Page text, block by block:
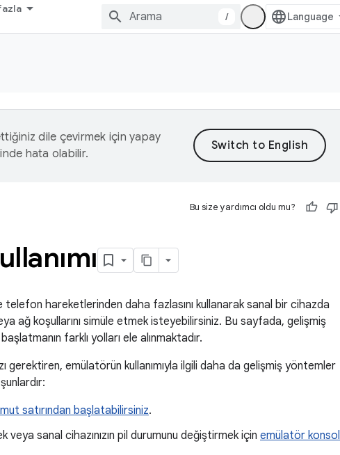
/
dile çevirmek için yapay
hata olabilir.
Bu size yardımcı oldu mu?
hareketlerinden daha fazlasını kullanarak sanal bir cihazda
ağ koşullarını simüle etmek isteyebilirsiniz. Bu sayfada, gelişmiş
farklı yolları ele alınmaktadır.
gerektiren, emülatörün kullanımıyla ilgili daha da gelişmiş yöntemler
satırından başlatabilirsiniz.
sanal cihazınızın pil durumunu değiştirmek için emülatör konsol